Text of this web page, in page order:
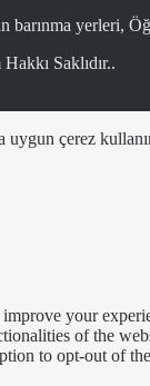
barınma yerleri,
Saklıdır..
çerez
your
of the
to opt-out of